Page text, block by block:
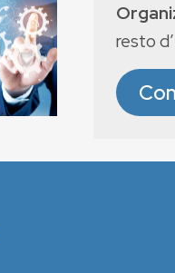
resto